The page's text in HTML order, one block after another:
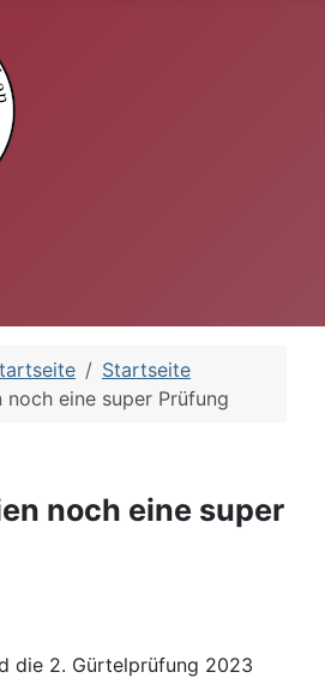
Startseite
noch eine super Prüfung
noch eine super
die 2. Gürtelprüfung 2023